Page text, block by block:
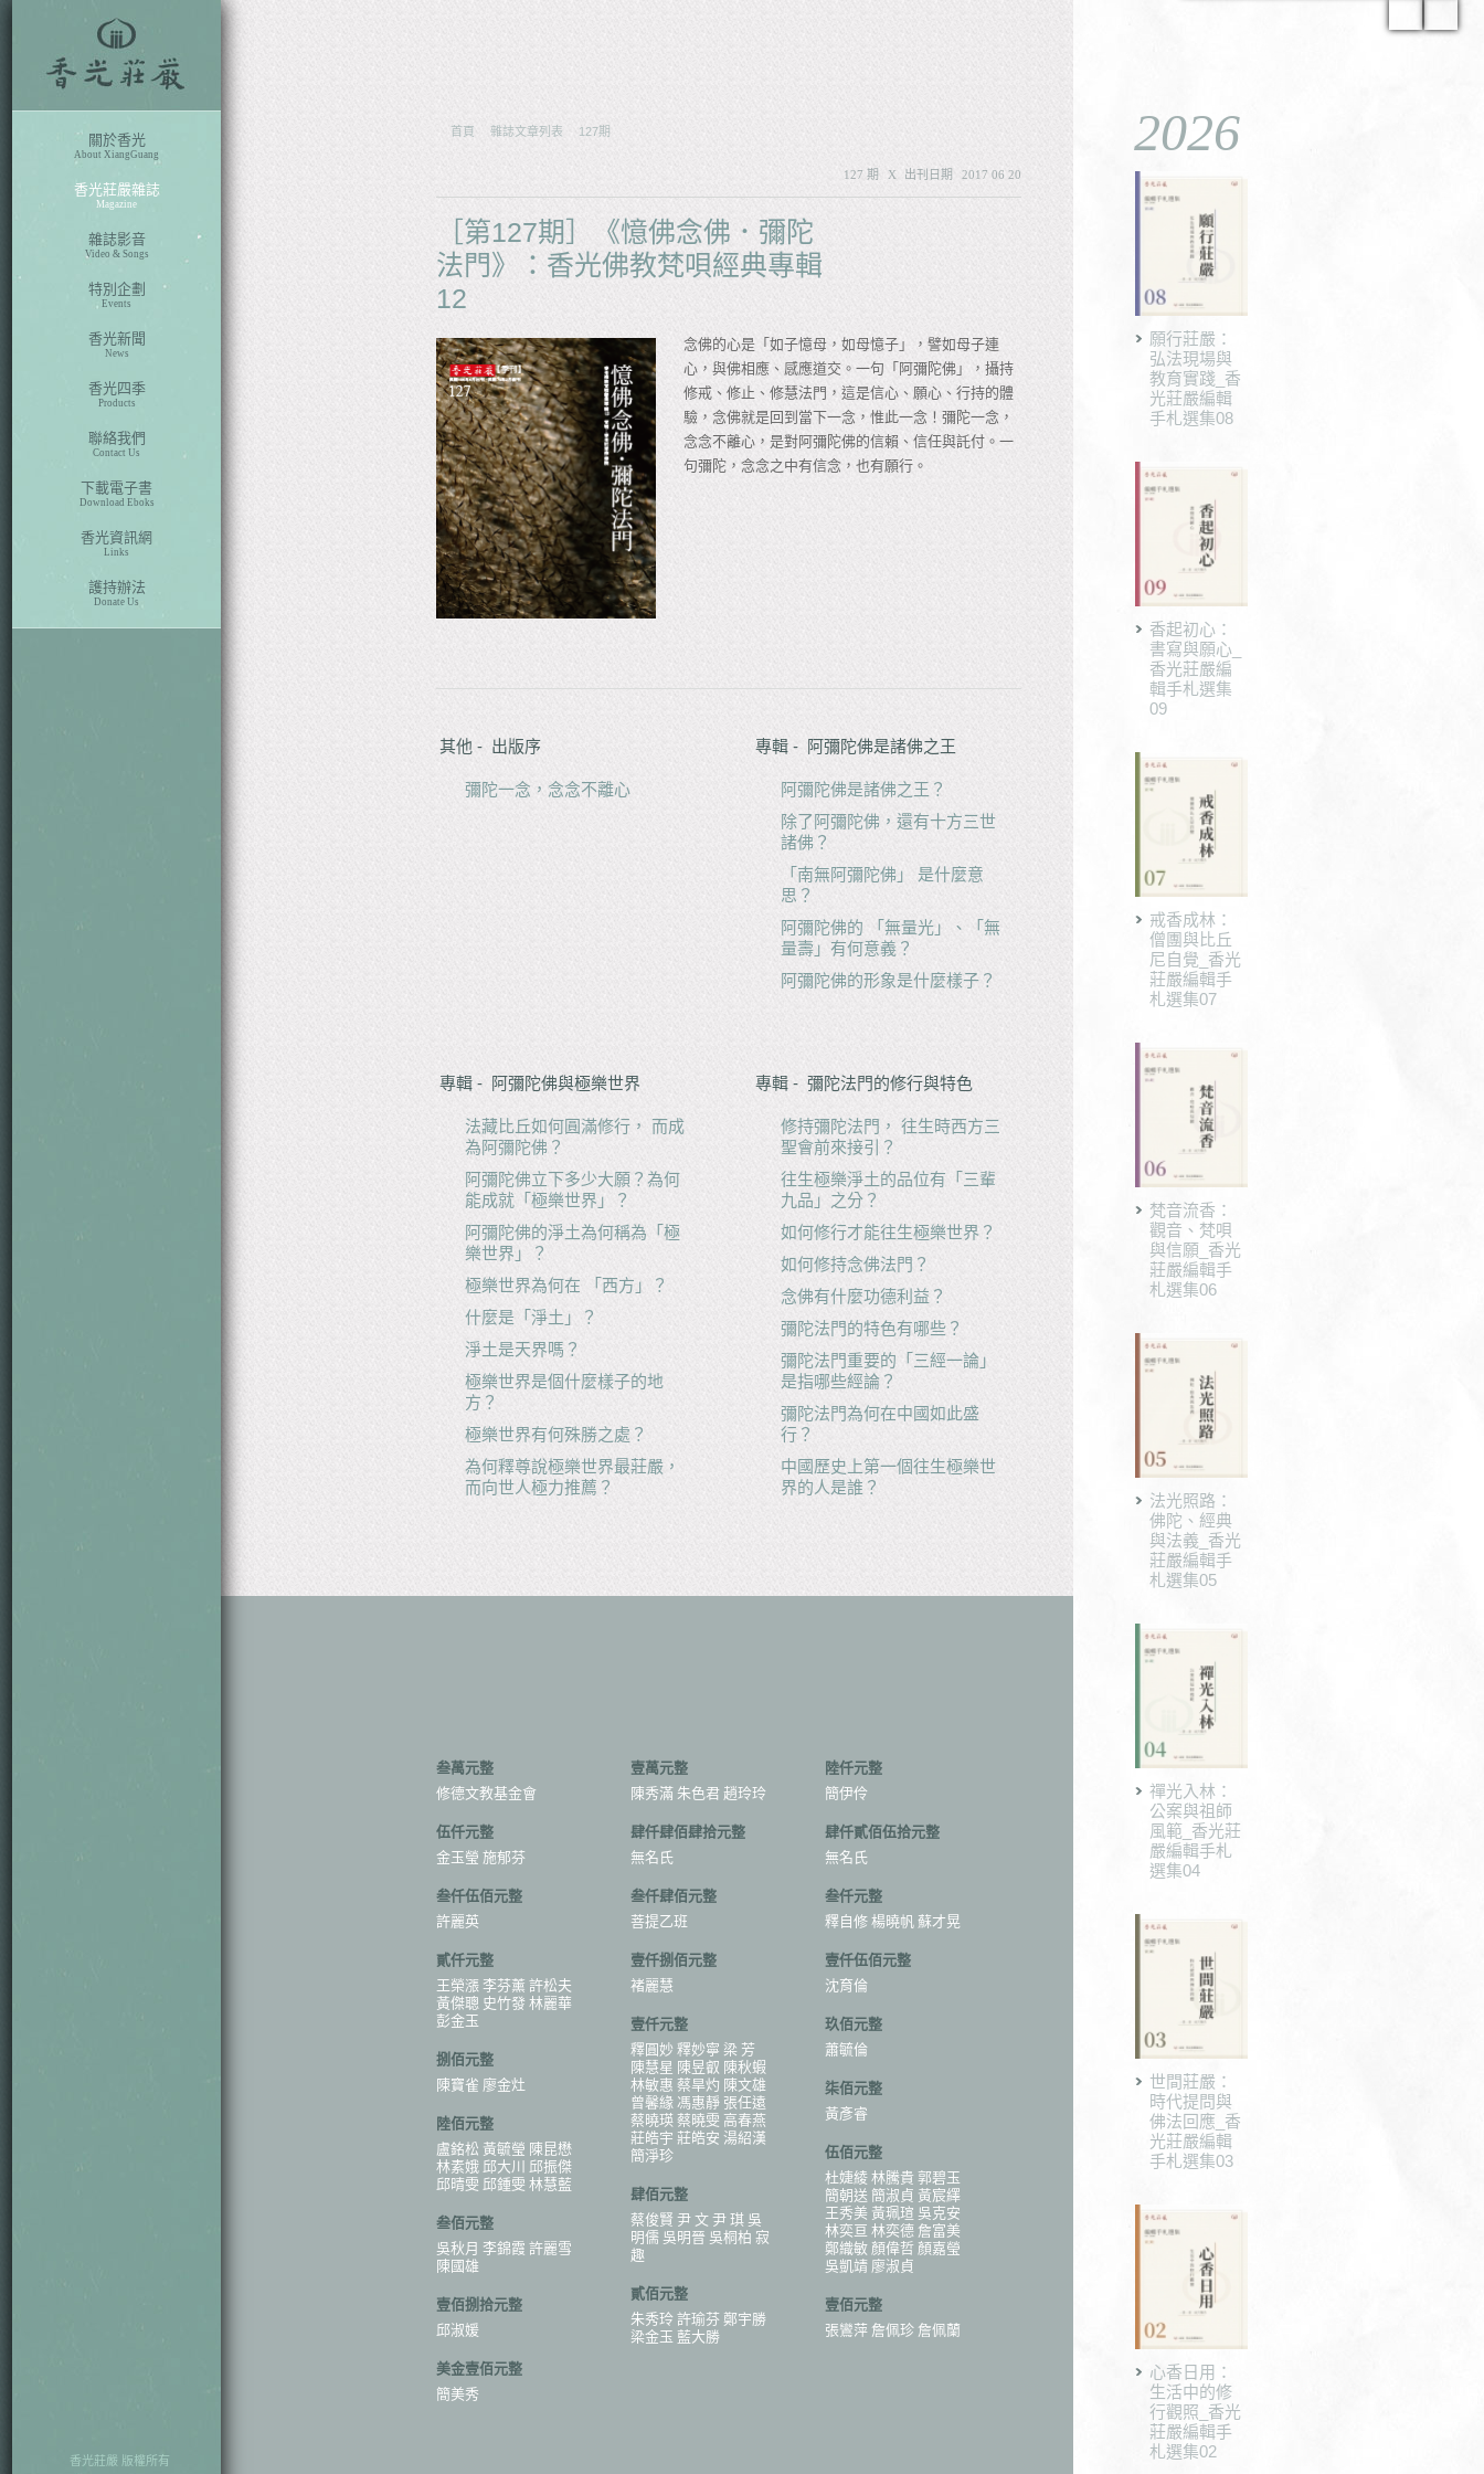
關於香光
About XiangGuang
香光莊嚴雜誌
Magazine
雜誌影音
Video & Songs
特別企劃
Events
香光新聞
News
香光四季
Products
聯絡我們
Contact Us
下載電子書
Download Eboks
香光資訊網
Links
護持辦法
Donate Us
香光莊嚴 版權所有
首頁 雜誌文章列表 127期
127 期 X 出刊日期 2017 06 20
［第127期］《憶佛念佛．彌陀
法門》：香光佛教梵唄經典專輯
12
念佛的心是「如子憶母，如母憶子」，譬如母子連
心，與佛相應、感應道交。一句「阿彌陀佛」，攝持
修戒、修止、修慧法門，這是信心、願心、行持的體
驗，念佛就是回到當下一念，惟此一念！彌陀一念，
念念不離心，是對阿彌陀佛的信賴、信任與託付。一
句彌陀，念念之中有信念，也有願行。
其他 - 出版序
彌陀一念，念念不離心
專輯 - 阿彌陀佛是諸佛之王
阿彌陀佛是諸佛之王？
除了阿彌陀佛，還有十方三世
諸佛？
「南無阿彌陀佛」 是什麼意
思？
阿彌陀佛的 「無量光」、「無
量壽」有何意義？
阿彌陀佛的形象是什麼樣子？
專輯 - 阿彌陀佛與極樂世界
法藏比丘如何圓滿修行， 而成
為阿彌陀佛？
阿彌陀佛立下多少大願？為何
能成就「極樂世界」？
阿彌陀佛的淨土為何稱為「極
樂世界」？
極樂世界為何在 「西方」？
什麼是「淨土」？
淨土是天界嗎？
極樂世界是個什麼樣子的地
方？
極樂世界有何殊勝之處？
為何釋尊說極樂世界最莊嚴，
而向世人極力推薦？
專輯 - 彌陀法門的修行與特色
修持彌陀法門， 往生時西方三
聖會前來接引？
往生極樂淨土的品位有「三輩
九品」之分？
如何修行才能往生極樂世界？
如何修持念佛法門？
念佛有什麼功德利益？
彌陀法門的特色有哪些？
彌陀法門重要的「三經一論」
是指哪些經論？
彌陀法門為何在中國如此盛
行？
中國歷史上第一個往生極樂世
界的人是誰？
叁萬元整
修德文教基金會
壹萬元整
陳秀滿 朱色君 趙玲玲
陸仟元整
簡伊伶
伍仟元整
金玉瑩 施郁芬
肆仟肆佰肆拾元整
無名氏
肆仟貳佰伍拾元整
無名氏
叁仟伍佰元整
許麗英
叁仟肆佰元整
菩提乙班
叁仟元整
釋自修 楊曉帆 蘇才晃
貳仟元整
王榮漲 李芬薰 許松夫
黃傑聰 史竹發 林麗華
彭金玉
壹仟捌佰元整
褚麗慧
壹仟伍佰元整
沈育倫
壹仟元整
釋圓妙 釋妙寧 梁 芳
陳慧星 陳昱叡 陳秋蝦
林敏惠 蔡旱灼 陳文雄
曾馨緣 馮惠靜 張任遠
蔡曉瑛 蔡曉雯 高春燕
莊皓宇 莊皓安 湯紹漢
簡淨珍
玖佰元整
蕭毓倫
捌佰元整
陳寶雀 廖金灶
柒佰元整
黃彥睿
陸佰元整
盧銘松 黃毓瑩 陳昆懋
林素娥 邱大川 邱振傑
邱晴雯 邱鍾雯 林慧藍
伍佰元整
杜婕綾 林騰貴 郭碧玉
簡朝送 簡淑貞 黃宸繹
王秀美 黃珮瑄 吳克安
林奕亘 林奕德 詹富美
鄭織敏 顏偉哲 顏嘉瑩
吳凱靖 廖淑貞
肆佰元整
蔡俊賢 尹 文 尹 琪 吳
明儒 吳明晉 吳桐柏 寂
趣
叁佰元整
吳秋月 李錦霞 許麗雪
陳國雄
貳佰元整
朱秀玲 許瑜芬 鄭宇勝
梁金玉 藍大勝
壹佰捌拾元整
邱淑媛
壹佰元整
張鸞萍 詹佩珍 詹佩蘭
美金壹佰元整
簡美秀
2026
願行莊嚴：
弘法現場與
教育實踐_香
光莊嚴編輯
手札選集08
香起初心：
書寫與願心_
香光莊嚴編
輯手札選集
09
戒香成林：
僧團與比丘
尼自覺_香光
莊嚴編輯手
札選集07
梵音流香：
觀音、梵唄
與信願_香光
莊嚴編輯手
札選集06
法光照路：
佛陀、經典
與法義_香光
莊嚴編輯手
札選集05
禪光入林：
公案與祖師
風範_香光莊
嚴編輯手札
選集04
世間莊嚴：
時代提問與
佛法回應_香
光莊嚴編輯
手札選集03
心香日用：
生活中的修
行觀照_香光
莊嚴編輯手
札選集02